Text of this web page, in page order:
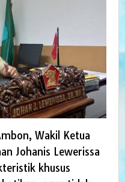
Wakil Ketua
Johanis Lewerissa
khusus